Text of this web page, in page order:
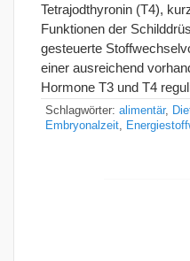
Tetrajodthyronin (T4),
Funktionen der
gesteuerte
einer ausreichend
Hormone T3 und T4
Schlagwörter: alimentär,
Embryonalzeit